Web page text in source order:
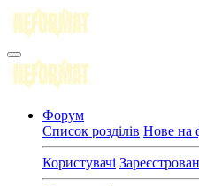
Форум
Список розділів Нове на
Користувачі